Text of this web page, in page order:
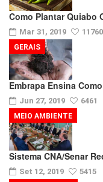
Como Plantar Quiabo
Mar 31, 2019 11760
Embrapa Ensina
Jun 27, 2019 6461
GERAIS
Sistema CNA/Senar
Set 12, 2019 5415
MEIO AMBIENTE